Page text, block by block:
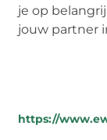
je op
jouw partner
https://